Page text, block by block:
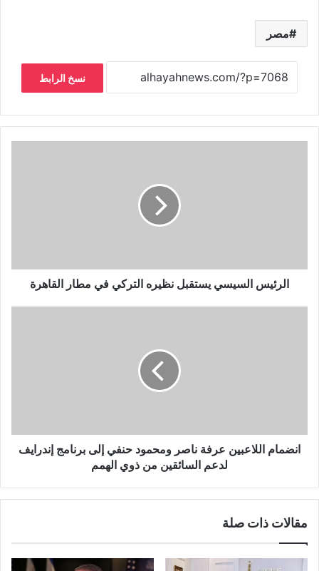
مصر
نسخ الرابط
الرئيس السيسي يستقبل نظيره التركي في مطار القاهرة
انضمام اللاعبين عرفة ناصر ومحمود حنفي إلى برنامج إندرايف
لدعم السائقين من ذوي الهمم
مقالات ذات صلة